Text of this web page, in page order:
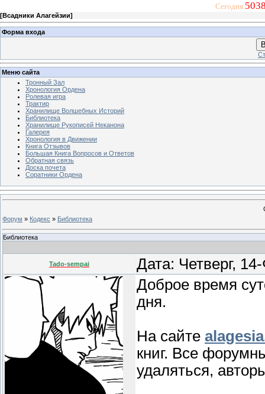
Сегодня
[Всадники Алагейзии]
Форма входа
Меню сайта
Тронный Зал
Хронология Ордена
Ролевая игра
Трактир
Хранилище Волшебных Историй
Библиотека
Хранилище Рукописей Неканона
Галерея
Хронология в Движении
Книга Отзывов
Большая Книга Вопросов и Ответов
Обратная связь
Доска почета
Соратники Ордена
Форум » Кодекс » Библиотека
Библиотека
Tado-sempai Дата: Четверг,
Доброе время
дня.
На сайте
книг. Все
удаляться,